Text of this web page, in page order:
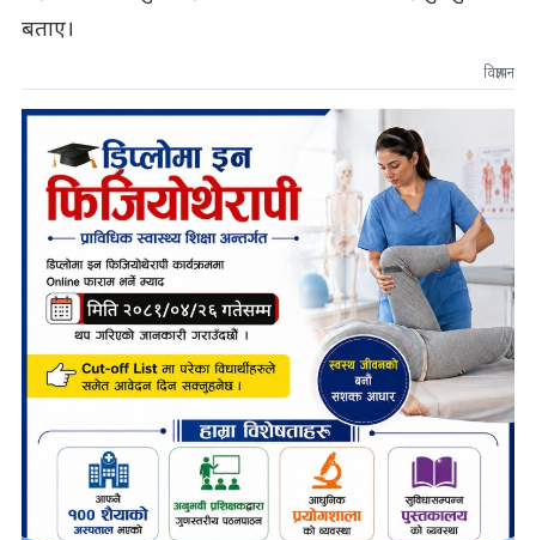
बताए।
विज्ञापन